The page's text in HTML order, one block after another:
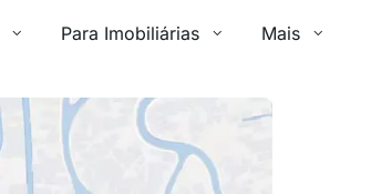
Para Imobiliárias Mais